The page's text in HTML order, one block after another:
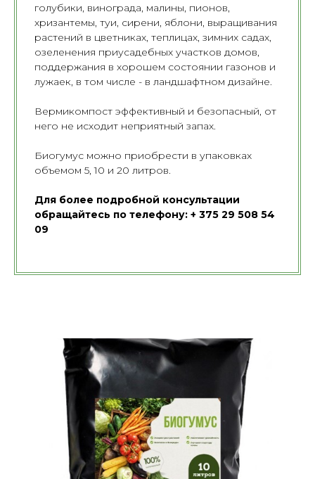
голубики, винограда, малины, пионов,
хризантемы, туи, сирени, яблони, выращивания
растений в цветниках, теплицах, зимних садах,
озеленения приусадебных участков домов,
поддержания в хорошем состоянии газонов и
лужаек, в том числе - в ландшафтном дизайне.
Вермикомпост эффективный и безопасный, от
него не исходит неприятный запах.
Биогумус можно приобрести в упаковках
объемом 5, 10 и 20 литров.
Для более подробной консультации
обращайтесь по телефону: + 375 29 508 54
09